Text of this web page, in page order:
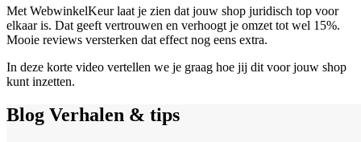
Met WebwinkelKeur laat je zien dat jouw shop juridisch top voor
elkaar is. Dat geeft vertrouwen en verhoogt je omzet tot wel 15%.
Mooie reviews versterken dat effect nog eens extra.
In deze korte video vertellen we je graag hoe jij dit voor jouw shop
kunt inzetten.
Blog Verhalen & tips